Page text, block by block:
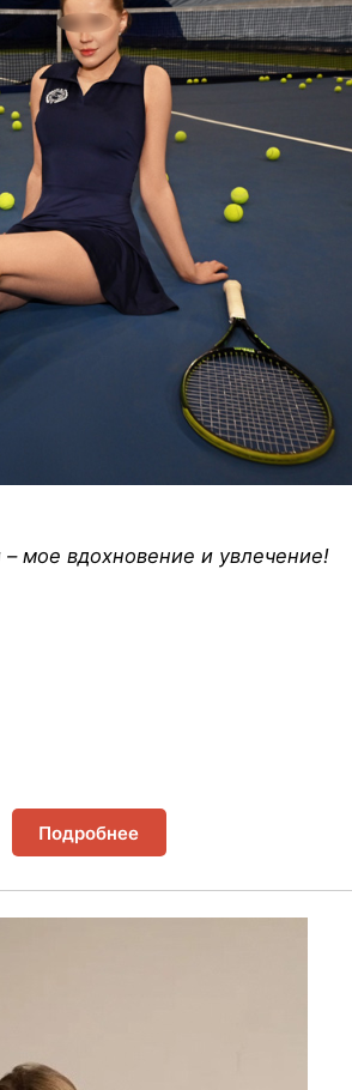
мое вдохновение и увлечение!
Подробнее